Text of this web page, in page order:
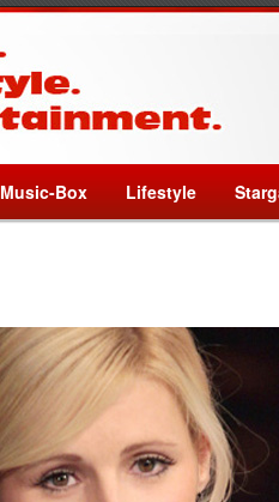
Music-Box Lifestyle